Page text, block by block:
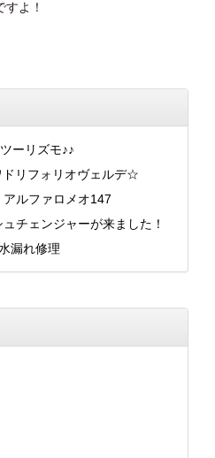
よ！
ーリズモ♪♪
ドリフォリオヴェルデ☆
ルファロメオ147
チェンジャーが来ました！
漏れ修理